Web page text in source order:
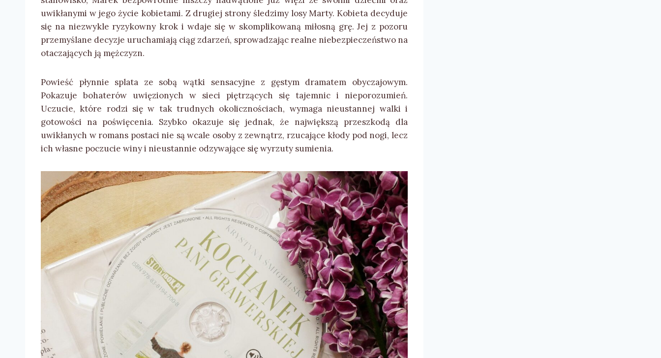
uwikłanymi w jego życie kobietami. Z drugiej strony śledzimy losy Marty. Kobieta decyduje
się na niezwykle ryzykowny krok i wdaje się w skomplikowaną miłosną grę. Jej z pozoru
przemyślane decyzje uruchamiają ciąg zdarzeń, sprowadzając realne niebezpieczeństwo na
otaczających ją mężczyzn.
Powieść płynnie splata ze sobą wątki sensacyjne z gęstym dramatem obyczajowym.
Pokazuje bohaterów uwięzionych w sieci piętrzących się tajemnic i nieporozumień.
Uczucie, które rodzi się w tak trudnych okolicznościach, wymaga nieustannej walki i
gotowości na poświęcenia. Szybko okazuje się jednak, że największą przeszkodą dla
uwikłanych w romans postaci nie są wcale osoby z zewnątrz, rzucające kłody pod nogi, lecz
ich własne poczucie winy i nieustannie odzywające się wyrzuty sumienia.